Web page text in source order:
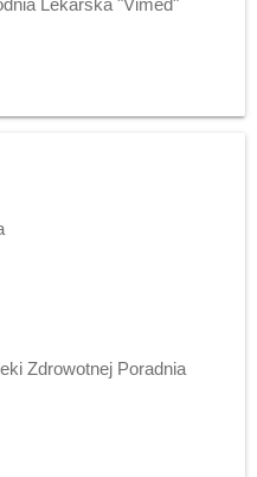
Zdrowotnej Poradnia